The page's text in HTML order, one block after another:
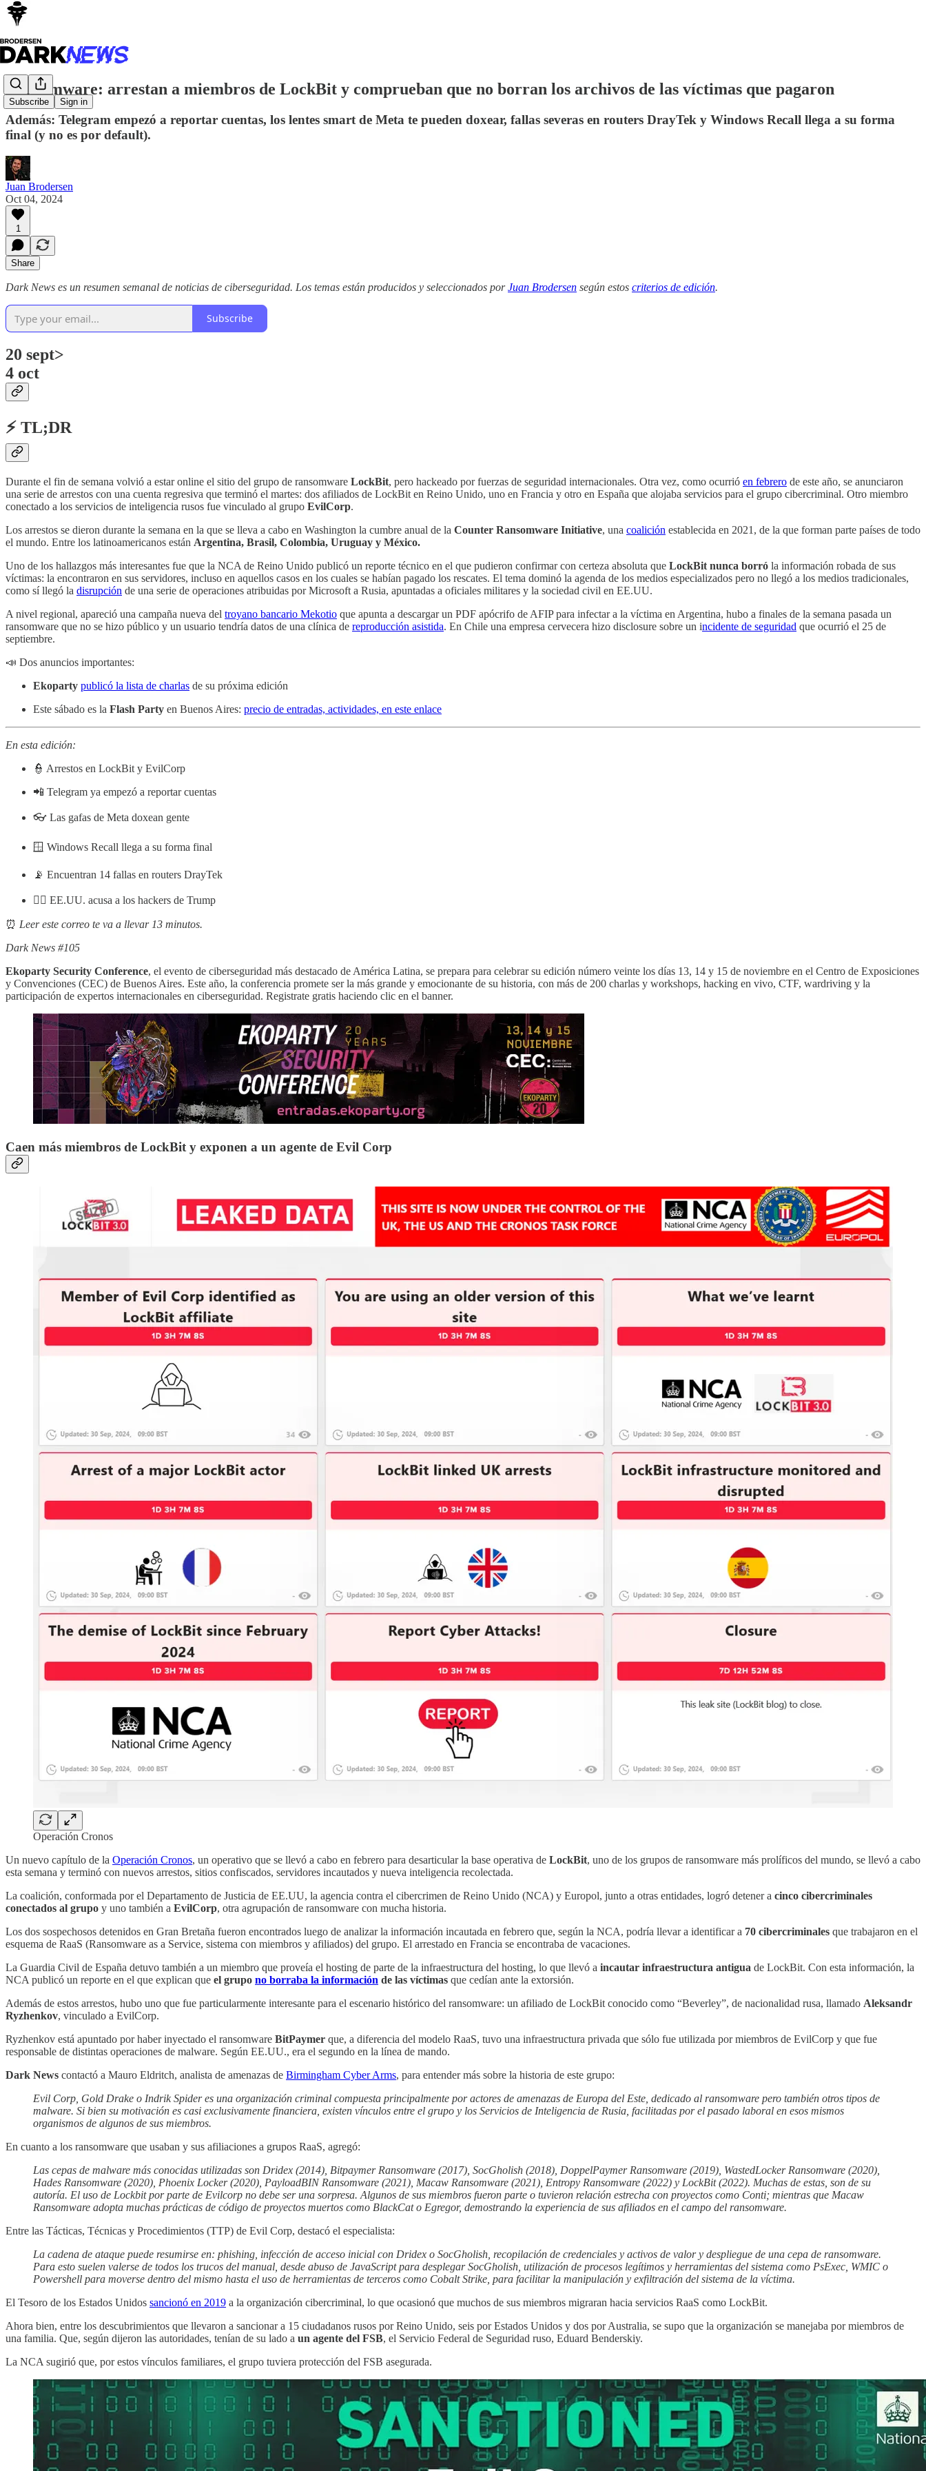
Subscribe Sign in
Ransomware: arrestan a miembros de LockBit y comprueban que no borran los archivos de las víctimas que pagaron
Además: Telegram empezó a reportar cuentas, los lentes smart de Meta te pueden doxear, fallas severas en routers DrayTek y Windows Recall llega a su forma
final (y no es por default).
Juan Brodersen
Oct 04, 2024
1
Share
Dark News es un resumen semanal de noticias de ciberseguridad. Los temas están producidos y seleccionados porJuan Brodersen según estos criterios de edición.
Subscribe
20 sept>
4 oct
⚡ TL;DR
Durante el fin de semana volvió a estar online el sitio del grupo de ransomware LockBit, pero hackeado por fuerzas de seguridad internacionales. Otra vez, como ocurrió en febrero de este año, se anunciaron
una serie de arrestos con una cuenta regresiva que terminó el martes: dos afiliados de LockBit en Reino Unido, uno en Francia y otro en España que alojaba servicios para el grupo cibercriminal. Otro miembro
conectado a los servicios de inteligencia rusos fue vinculado al grupo EvilCorp.
Los arrestos se dieron durante la semana en la que se lleva a cabo en Washington la cumbre anual de la Counter Ransomware Initiative, una coalición establecida en 2021, de la que forman parte países de todo
el mundo. Entre los latinoamericanos están Argentina, Brasil, Colombia, Uruguay y México.
Uno de los hallazgos más interesantes fue que la NCA de Reino Unido publicó un reporte técnico en el que pudieron confirmar con certeza absoluta que LockBit nunca borró la información robada de sus
víctimas: la encontraron en sus servidores, incluso en aquellos casos en los cuales se habían pagado los rescates. El tema dominó la agenda de los medios especializados pero no llegó a los medios tradicionales,
como sí llegó la disrupción de una serie de operaciones atribuidas por Microsoft a Rusia, apuntadas a oficiales militares y la sociedad civil en EE.UU.
A nivel regional, apareció una campaña nueva del troyano bancario Mekotio que apunta a descargar un PDF apócrifo de AFIP para infectar a la víctima en Argentina, hubo a finales de la semana pasada un
ransomware que no se hizo público y un usuario tendría datos de una clínica de reproducción asistida. En Chile una empresa cervecera hizo disclosure sobre un incidente de seguridad que ocurrió el 25 de
septiembre.
📣 Dos anuncios importantes:
Ekoparty publicó la lista de charlas de su próxima edición
Este sábado es la Flash Party en Buenos Aires: precio de entradas, actividades, en este enlace
En esta edición:
👮 Arrestos en LockBit y EvilCorp
📲 Telegram ya empezó a reportar cuentas
👓 Las gafas de Meta doxean gente
🪟 Windows Recall llega a su forma final
📡 Encuentran 14 fallas en routers DrayTek
🕵️‍♂️ EE.UU. acusa a los hackers de Trump
⏰ Leer este correo te va a llevar 13 minutos.
Dark News #105
Ekoparty Security Conference, el evento de ciberseguridad más destacado de América Latina, se prepara para celebrar su edición número veinte los días 13, 14 y 15 de noviembre en el Centro de Exposiciones
y Convenciones (CEC) de Buenos Aires. Este año, la conferencia promete ser la más grande y emocionante de su historia, con más de 200 charlas y workshops, hacking en vivo, CTF, wardriving y la
participación de expertos internacionales en ciberseguridad. Registrate gratis haciendo clic en el banner.
Caen más miembros de LockBit y exponen a un agente de Evil Corp
Operación Cronos
Un nuevo capítulo de la Operación Cronos, un operativo que se llevó a cabo en febrero para desarticular la base operativa de LockBit, uno de los grupos de ransomware más prolíficos del mundo, se llevó a cabo
esta semana y terminó con nuevos arrestos, sitios confiscados, servidores incautados y nueva inteligencia recolectada.
La coalición, conformada por el Departamento de Justicia de EE.UU, la agencia contra el cibercrimen de Reino Unido (NCA) y Europol, junto a otras entidades, logró detener a cinco cibercriminales
conectados al grupo y uno también a EvilCorp, otra agrupación de ransomware con mucha historia.
Los dos sospechosos detenidos en Gran Bretaña fueron encontrados luego de analizar la información incautada en febrero que, según la NCA, podría llevar a identificar a 70 cibercriminales que trabajaron en el
esquema de RaaS (Ransomware as a Service, sistema con miembros y afiliados) del grupo. El arrestado en Francia se encontraba de vacaciones.
La Guardia Civil de España detuvo también a un miembro que proveía el hosting de parte de la infraestructura del hosting, lo que llevó a incautar infraestructura antigua de LockBit. Con esta información, la
NCA publicó un reporte en el que explican que el grupo no borraba la información de las víctimas que cedían ante la extorsión.
Además de estos arrestos, hubo uno que fue particularmente interesante para el escenario histórico del ransomware: un afiliado de LockBit conocido como “Beverley”, de nacionalidad rusa, llamado Aleksandr
Ryzhenkov, vinculado a EvilCorp.
Ryzhenkov está apuntado por haber inyectado el ransomware BitPaymer que, a diferencia del modelo RaaS, tuvo una infraestructura privada que sólo fue utilizada por miembros de EvilCorp y que fue
responsable de distintas operaciones de malware. Según EE.UU., era el segundo en la línea de mando.
Dark News contactó a Mauro Eldritch, analista de amenazas de Birmingham Cyber Arms, para entender más sobre la historia de este grupo:
Evil Corp, Gold Drake o Indrik Spider es una organización criminal compuesta principalmente por actores de amenazas de Europa del Este, dedicado al ransomware pero también otros tipos de
malware. Si bien su motivación es casi exclusivamente financiera, existen vínculos entre el grupo y los Servicios de Inteligencia de Rusia, facilitadas por el pasado laboral en esos mismos
organismos de algunos de sus miembros.
En cuanto a los ransomware que usaban y sus afiliaciones a grupos RaaS, agregó:
Las cepas de malware más conocidas utilizadas son Dridex (2014), Bitpaymer Ransomware (2017), SocGholish (2018), DoppelPaymer Ransomware (2019), WastedLocker Ransomware (2020),
Hades Ransomware (2020), Phoenix Locker (2020), PayloadBIN Ransomware (2021), Macaw Ransomware (2021), Entropy Ransomware (2022) y LockBit (2022). Muchas de estas, son de su
autoría. El uso de Lockbit por parte de Evilcorp no debe ser una sorpresa. Algunos de sus miembros fueron parte o tuvieron relación estrecha con proyectos como Conti; mientras que Macaw
Ransomware adopta muchas prácticas de código de proyectos muertos como BlackCat o Egregor, demostrando la experiencia de sus afiliados en el campo del ransomware.
Entre las Tácticas, Técnicas y Procedimientos (TTP) de Evil Corp, destacó el especialista:
La cadena de ataque puede resumirse en: phishing, infección de acceso inicial con Dridex o SocGholish, recopilación de credenciales y activos de valor y despliegue de una cepa de ransomware.
Para esto suelen valerse de todos los trucos del manual, desde abuso de JavaScript para desplegar SocGholish, utilización de procesos legítimos y herramientas del sistema como PsExec, WMIC o
Powershell para moverse dentro del mismo hasta el uso de herramientas de terceros como Cobalt Strike, para facilitar la manipulación y exfiltración del sistema de la víctima.
El Tesoro de los Estados Unidos sancionó en 2019 a la organización cibercriminal, lo que ocasionó que muchos de sus miembros migraran hacia servicios RaaS como LockBit.
Ahora bien, entre los descubrimientos que llevaron a sancionar a 15 ciudadanos rusos por Reino Unido, seis por Estados Unidos y dos por Australia, se supo que la organización se manejaba por miembros de
una familia. Que, según dijeron las autoridades, tenían de su lado a un agente del FSB, el Servicio Federal de Seguridad ruso, Eduard Benderskiy.
La NCA sugirió que, por estos vínculos familiares, el grupo tuviera protección del FSB asegurada.